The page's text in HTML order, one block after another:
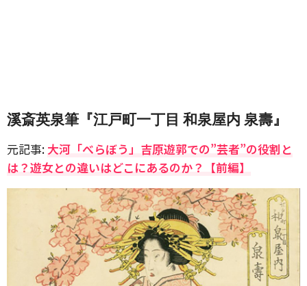
溪斎英泉筆『江戸町一丁目 和泉屋内 泉壽』
元記事:大河「べらぼう」吉原遊郭での”芸者”の役割と
は？遊女との違いはどこにあるのか？【前編】